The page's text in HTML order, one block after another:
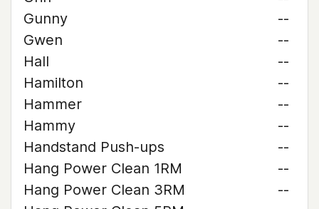
Gunny
--
Gwen
--
Hall
--
Hamilton
--
Hammer
--
Hammy
--
Handstand Push-ups
--
Hang Power Clean 1RM
--
Hang Power Clean 3RM
--